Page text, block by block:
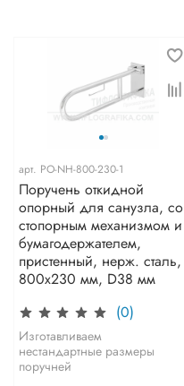
арт. PO-NH-800-230-1
Поручень откидной
опорный для санузла, со
стопорным механизмом и
бумагодержателем,
пристенный, нерж. сталь,
800x230 мм, D38 мм
(0)
Изготавливаем
нестандартные размеры
поручней